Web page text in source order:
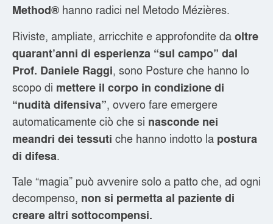
Method® hanno radici nel Metodo Mézières.
Riviste, ampliate, arricchite e approfondite daoltre
quarant’anni di esperienza “sul campo” dal
Prof. Daniele Raggi, sono Posture che hanno lo
scopo di mettere il corpo in condizione di
“nudità difensiva”, ovvero fare emergere
automaticamente ciò che si nasconde nei
meandri dei tessuti che hanno indotto la postura
di difesa.
Tale “magia” può avvenire solo a patto che, ad ogni
decompenso, non si permetta al paziente di
creare altri sottocompensi.